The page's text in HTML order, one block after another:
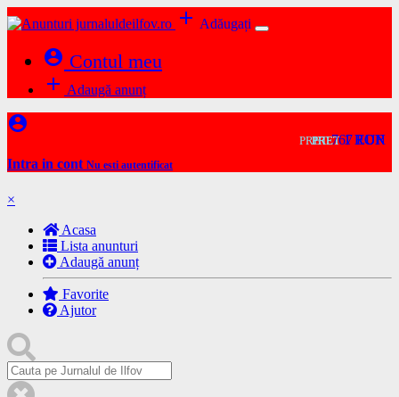
add Adăugați
account_circle Contul meu
add Adaugă anunț
account_circle
Intra in cont Nu esti autentificat
×
Acasa
Lista anunturi
Adaugă anunț
Favorite
Ajutor
PRET1 RON
PRET1 RON
PRET767 EUR